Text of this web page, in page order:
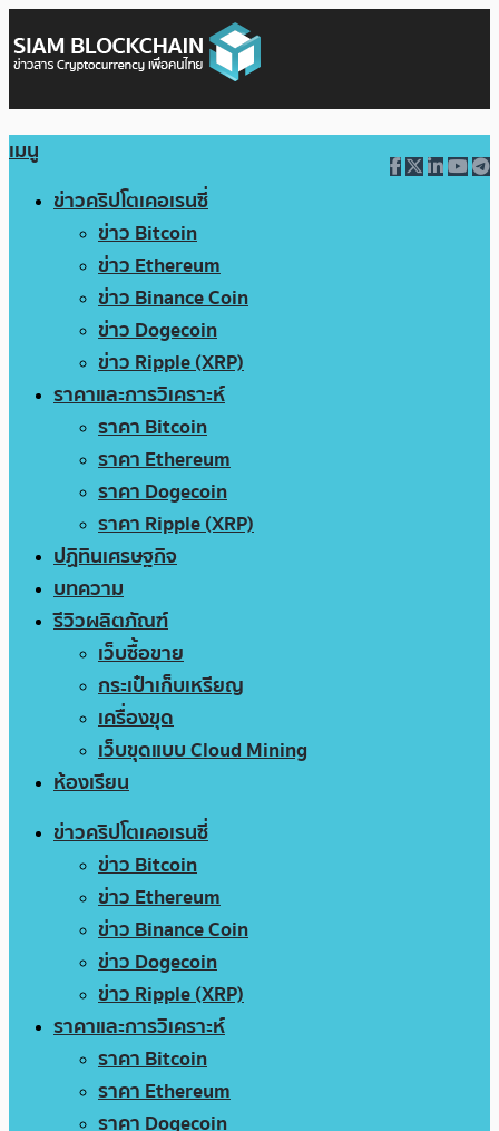
เมนู
ข่าวคริปโตเคอเรนซี่
ข่าว Bitcoin
ข่าว Ethereum
ข่าว Binance Coin
ข่าว Dogecoin
ข่าว Ripple (XRP)
ราคาและการวิเคราะห์
ราคา Bitcoin
ราคา Ethereum
ราคา Dogecoin
ราคา Ripple (XRP)
ปฏิทินเศรษฐกิจ
บทความ
รีวิวผลิตภัณฑ์
เว็บซื้อขาย
กระเป๋าเก็บเหรียญ
เครื่องขุด
เว็บขุดแบบ Cloud Mining
ห้องเรียน
ข่าวคริปโตเคอเรนซี่
ข่าว Bitcoin
ข่าว Ethereum
ข่าว Binance Coin
ข่าว Dogecoin
ข่าว Ripple (XRP)
ราคาและการวิเคราะห์
ราคา Bitcoin
ราคา Ethereum
ราคา Dogecoin